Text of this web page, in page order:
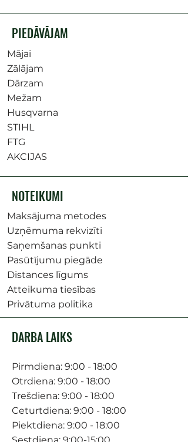
PIEDĀVĀJAM
Mājai
Zālājam
Dārzam
Mežam
Husqvarna
STIHL
FTG
AKCIJAS
NOTEIKUMI
Maksājuma metodes
Uzņēmuma rekvizīti
Saņemšanas punkti
Pasūtījumu piegāde
Distances līgums
Atteikuma tiesības
Privātuma politika
DARBA LAIKS
Pirmdiena: 9:00 - 18:00
Otrdiena: 9:00 - 18:00
Trešdiena: 9:00 - 18:00
Ceturtdiena: 9:00 - 18:00
Piektdiena: 9:00 - 18:00
Sestdiena: 9:00-15:00